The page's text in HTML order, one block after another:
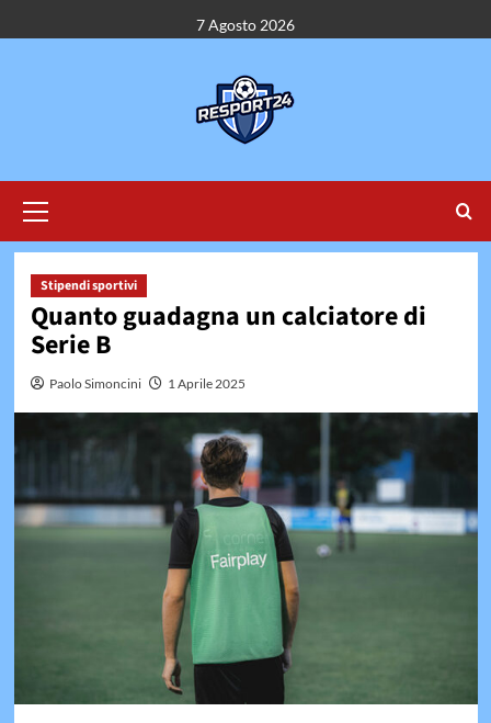
al
7 Agosto 2026
principale
Stipendi sportivi
Quanto guadagna un calciatore di
Serie B
Paolo Simoncini 1 Aprile 2025